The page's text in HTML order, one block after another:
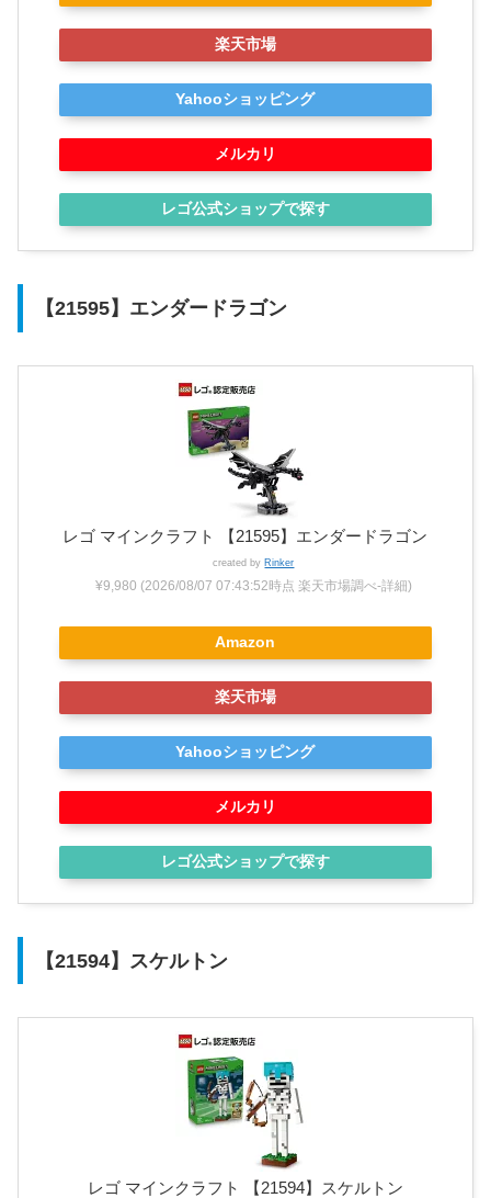
楽天市場
Yahooショッピング
メルカリ
レゴ公式ショップで探す
【21595】エンダードラゴン
レゴ マインクラフト 【21595】エンダードラゴン
created by Rinker
¥9,980 (2026/08/07 07:43:52時点 楽天市場調べ-詳細)
Amazon
楽天市場
Yahooショッピング
メルカリ
レゴ公式ショップで探す
【21594】スケルトン
レゴ マインクラフト 【21594】スケルトン